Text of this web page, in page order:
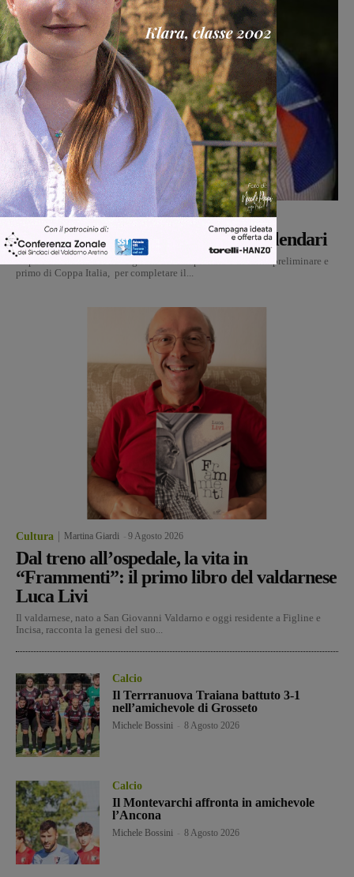
Calcio Michele Bossini -9 Agosto 2026
Campionato di serie D, domani i calendari
Dopo l’ufficialità dei nove gironi del campionato e di turno preliminare e
primo di Coppa Italia, per completare il...
Cultura Martina Giardi 9 Agosto 2026
Dal treno all’ospedale, la vita in
“Frammenti”: il primo libro del valdarnese
Luca Livi
Il valdarnese, nato a San Giovanni Valdarno e oggi residente a Figline e
Incisa, racconta la genesi del suo...
Calcio
Il Terrranuova Traiana battuto 3-1
nell’amichevole di Grosseto
Michele Bossini 8 Agosto 2026
Calcio
Il Montevarchi affronta in amichevole
l’Ancona
Michele Bossini 8 Agosto 2026